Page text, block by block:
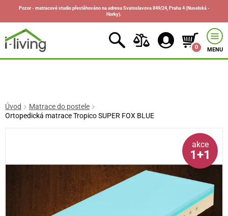
Pozor - matracové studio přestěhováno na adresu Svatoslavova 849/24, Praha 4 (Nuselská -
Horky).
0 MENU
Úvod
Matrace do postele
Ortopedická matrace Tropico SUPER FOX BLUE
akce
1+1